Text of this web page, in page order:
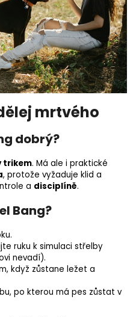
mrtvého
dobrý?
trikem. Má ale i praktické
, protože vyžaduje klid a
a disciplíně.
Bang?
ruku k simulaci střelby
nevadí).
když zůstane ležet a
po kterou má pes zůstat v